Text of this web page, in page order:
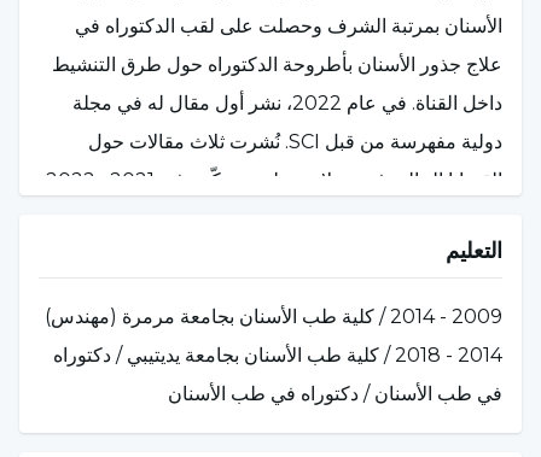
الأسنان بمرتبة الشرف وحصلت على لقب الدكتوراه في
علاج جذور الأسنان بأطروحة الدكتوراه حول طرق التنشيط
داخل القناة. في عام 2022، نشر أول مقال له في مجلة
دولية مفهرسة من قبل SCI. نُشرت ثلاث مقالات حول
القضايا الحالية في مجلات وطنية محكّمة في 2021 و2022
شفوي" في مؤتمر يودسا الدولي الثامن الذي نظمته جامعة
تفشي فيروس كوفيد-19، الذي أصاب العالم أجمع، على
عمل محاضرًا في قسم علاج جذور الأسنان في جامعة يدي
التعليم
2009 - 2014 / كلية طب الأسنان بجامعة مرمرة (مهندس)
2014 - 2018 / كلية طب الأسنان بجامعة يديتيبي / دكتوراه
في طب الأسنان / دكتوراه في طب الأسنان